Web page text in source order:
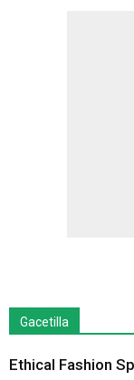
Gacetilla
Ethical Fashion